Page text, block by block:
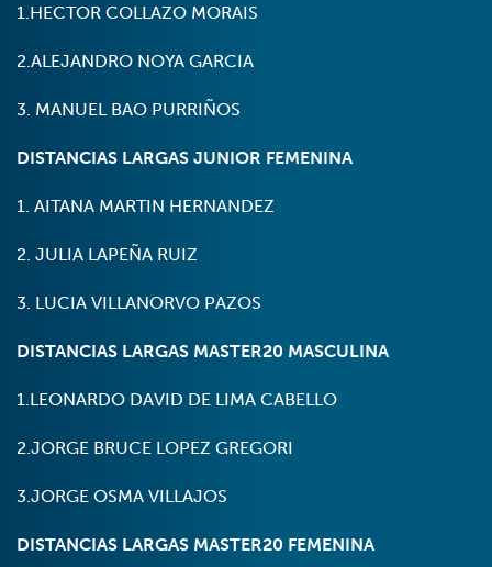
1.HECTOR COLLAZO MORAIS
2.ALEJANDRO NOYA GARCIA
3. MANUEL BAO PURRIÑOS
DISTANCIAS LARGAS JUNIOR FEMENINA
1. AITANA MARTIN HERNANDEZ
2. JULIA LAPEÑA RUIZ
3. LUCIA VILLANORVO PAZOS
DISTANCIAS LARGAS MASTER20 MASCULINA
1.LEONARDO DAVID DE LIMA CABELLO
2.JORGE BRUCE LOPEZ GREGORI
3.JORGE OSMA VILLAJOS
DISTANCIAS LARGAS MASTER20 FEMENINA